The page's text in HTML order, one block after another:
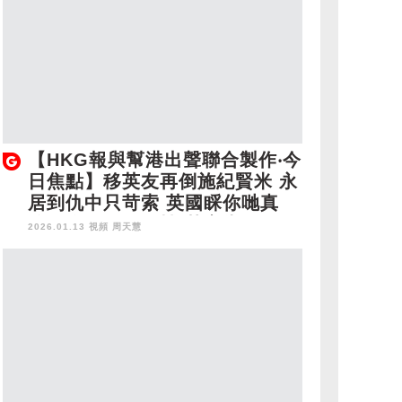
【HKG報與幫港出聲聯合製作‧今
日焦點】移英友再倒施紀賢米 永
居到仇中只苛索 英國睬你哋真
傻！陶傑節目收檔 黃字當頭笠笠
亂 商台「割席」太遲？
2026.01.13 視頻 周天慧